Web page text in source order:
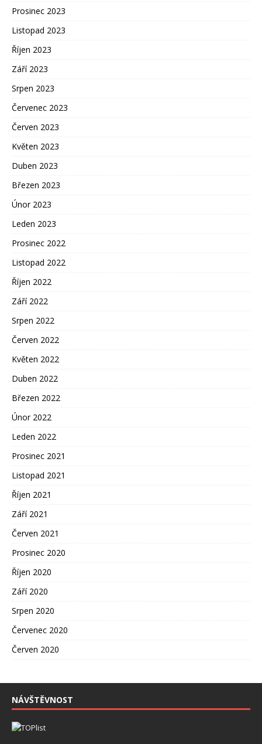
Prosinec 2023
Listopad 2023
Říjen 2023
Září 2023
Srpen 2023
Červenec 2023
Červen 2023
Květen 2023
Duben 2023
Březen 2023
Únor 2023
Leden 2023
Prosinec 2022
Listopad 2022
Říjen 2022
Září 2022
Srpen 2022
Červen 2022
Květen 2022
Duben 2022
Březen 2022
Únor 2022
Leden 2022
Prosinec 2021
Listopad 2021
Říjen 2021
Září 2021
Červen 2021
Prosinec 2020
Říjen 2020
Září 2020
Srpen 2020
Červenec 2020
Červen 2020
NÁVŠTĚVNOST